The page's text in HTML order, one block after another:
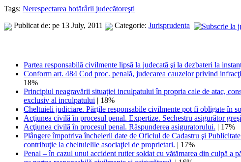
Tags: Nerespectarea hotărârii judecătoreşti
Publicat de: pe 13 July, 2011
Categorie: Jurisprudenta
Partea responsabilă civilmente lipsă la judecată şi la dezbateri la
Conform art. 484 Cod proc. penală, judecarea cauzelor privind
18%
Principiul neagravării situaţiei inculpatului în propria cale de atac,
exclusiv al inculpatului | 18%
Cheltuieli judiciare. Părţile responsabile civilmente pot fi obligate în
Acţiunea civilă în procesul penal. Expertize. Sechestru asigurător
Acţiunea civilă în procesul penal. Răspunderea asiguratorului. | 17%
Plângere împotriva încheierii date de Oficiul de Cadastru şi
contribuţie la cheltuielile asociaţiei de proprietari. | 17%
Penal – în cazul unui accident rutier soldat cu vătămarea din culpă